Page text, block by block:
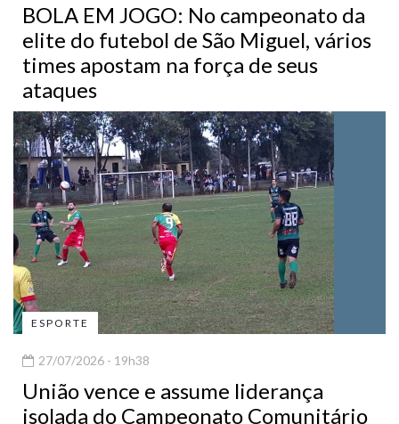
BOLA EM JOGO: No campeonato da
elite do futebol de São Miguel, vários
times apostam na força de seus
ataques
ESPORTE
27/07/2026 - 19h38
União vence e assume liderança
isolada do Campeonato Comunitário